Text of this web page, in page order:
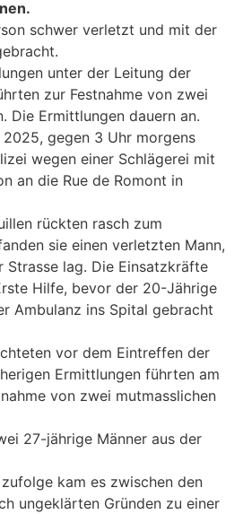
schwer verletzt und mit der
unter der Leitung der
zur Festnahme von zwei
Die Ermittlungen dauern an.
2025, gegen 3 Uhr morgens
wegen einer Schlägerei mit
an die Rue de Romont in
rückten rasch zum
sie einen verletzten Mann,
Strasse lag. Die Einsatzkräfte
Hilfe, bevor der 20-Jährige
Ambulanz ins Spital gebracht
vor dem Eintreffen der
Ermittlungen führten am
von zwei mutmasslichen
27-jährige Männer aus der
kam es zwischen den
ungeklärten Gründen zu einer